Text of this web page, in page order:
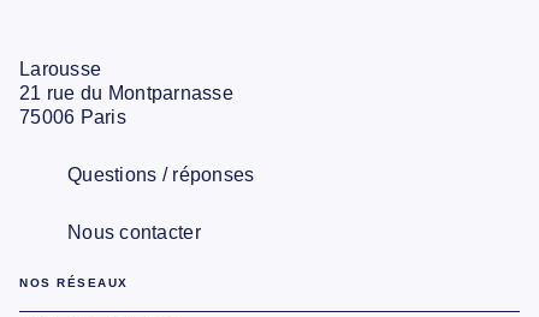
Larousse
21 rue du Montparnasse
75006 Paris
Questions / réponses
Nous contacter
NOS RÉSEAUX